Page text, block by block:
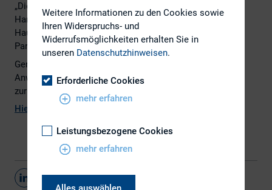
„Die Gesetze des Kapitalmarktes 2015 – Wissen und
Handlungsempfehlungen für Investor Relations und
Hauptversammlung“ von Better Orange und Mayrhofer +
Partner
Gerne stehen Ihnen Better Orange und die
Anwälte von Mayrhofer + Partner für Ihre Fragen
zur Verfügung.
Hier
Teilen
Weitere Informationen zu den Cookies sowie
Ihren Widerspruchs- und
Widerrufsmöglichkeiten erhalten Sie in
unseren Datenschutzhinweisen.
Erforderliche Cookies
mehr erfahren
Leistungsbezogene Cookies
mehr erfahren